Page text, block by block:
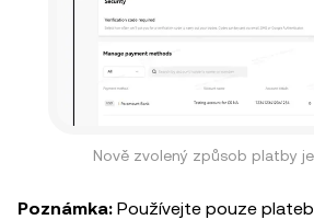
Nově zvolený způsob platby
Poznámka: Používejte pouze